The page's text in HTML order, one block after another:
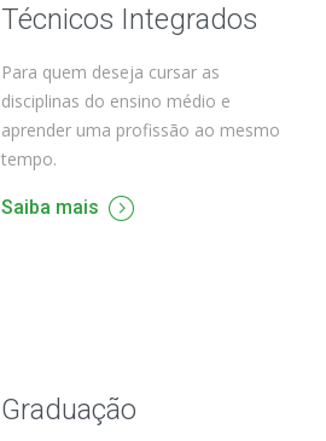
Técnicos Integrados
Para quem deseja cursar as
disciplinas do ensino médio e
aprender uma profissão ao mesmo
tempo.
Saiba mais
Graduação